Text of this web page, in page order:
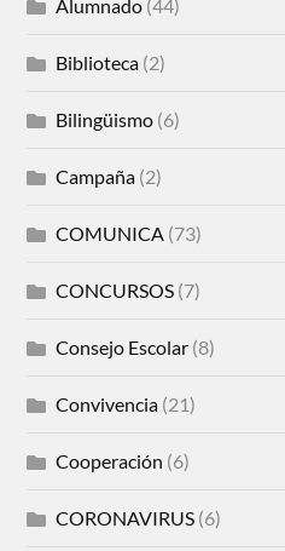
Alumnado (44)
Biblioteca (2)
Bilingüismo (6)
Campaña (2)
COMUNICA (73)
CONCURSOS (7)
Consejo Escolar (8)
Convivencia (21)
Cooperación (6)
CORONAVIRUS (6)